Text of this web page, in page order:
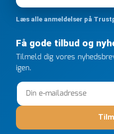
kunne overholde en 2
ringede onsdag kl 16, og
efter kl 6.45! Kan slet ikke
gang jeg skal bruge noget,
FØRST. De varmeste
Læs alle anmeldelser på
Få gode tilbud og
Tilmeld dig vores
igen.